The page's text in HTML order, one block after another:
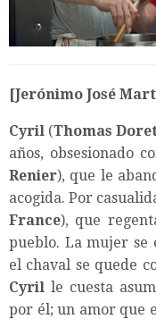
[Jerónimo José
Cyril (Thomas
años, obsesionado
Renier), que le
acogida. Por
France), que
pueblo. La mujer se
el chaval se quede
Cyril le cuesta
por él; un amor que